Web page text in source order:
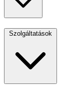
Szolgáltatások